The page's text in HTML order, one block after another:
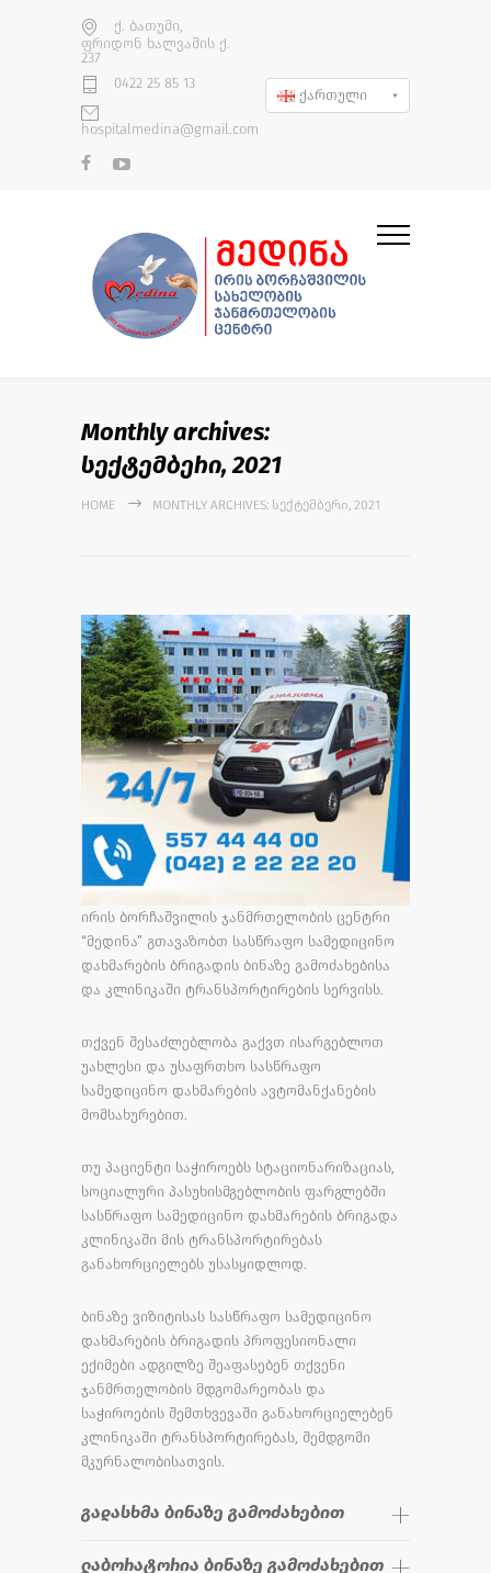
ქ. ბათუმი,
ფრიდონ ხალვაშის ქ.
237
0422 25 85 13
hospitalmedina@gmail.com
ქართული
Monthly archives:
სექტემბერი, 2021
HOME MONTHLY ARCHIVES: ᲡᲔᲥᲢᲔᲛᲑᲔᲠᲘ, 2021
ირის ბორჩაშვილის ჯანმრთელობის ცენტრი
“მედინა” გთავაზობთ სასწრაფო სამედიცინო
დახმარების ბრიგადის ბინაზე გამოძახებისა
და კლინიკაში ტრანსპორტირების სერვისს.
თქვენ შესაძლებლობა გაქვთ ისარგებლოთ
უახლესი და უსაფრთხო სასწრაფო
სამედიცინო დახმარების ავტომანქანების
მომსახურებით.
თუ პაციენტი საჭიროებს სტაციონარიზაციას,
სოციალური პასუხისმგებლობის ფარგლებში
სასწრაფო სამედიცინო დახმარების ბრიგადა
კლინიკაში მის ტრანსპორტირებას
განახორციელებს უსასყიდლოდ.
ბინაზე ვიზიტისას სასწრაფო სამედიცინო
დახმარების ბრიგადის პროფესიონალი
ექიმები ადგილზე შეაფასებენ თქვენი
ჯანმრთელობის მდგომარეობას და
საჭიროების შემთხვევაში განახორციელებენ
კლინიკაში ტრანსპორტირებას, შემდგომი
მკურნალობისათვის.
გადასხმა ბინაზე გამოძახებით
ლაბორატორია ბინაზე გამოძახებით